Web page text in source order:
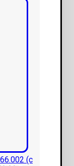
(с